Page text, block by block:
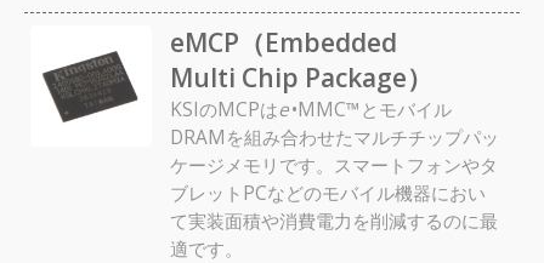
eMCP（Embedded
Multi Chip Package）
KSIのMCPはe•MMC™とモバイル
DRAMを組み合わせたマルチチップパッ
ケージメモリです。スマートフォンやタ
ブレットPCなどのモバイル機器におい
て実装面積や消費電力を削減するのに最
適です。